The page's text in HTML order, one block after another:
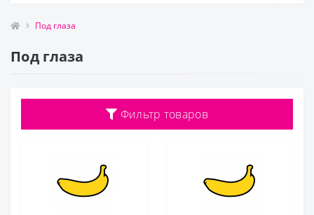
Под глаза
Под глаза
Фильтр товаров